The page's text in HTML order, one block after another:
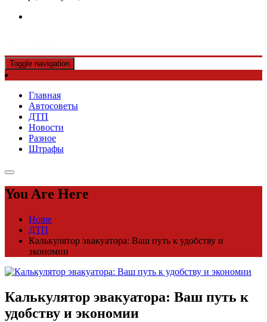
Toggle navigation
Главная
Автосоветы
ДТП
Новости
Разное
Штрафы
You Are Here
Home
ДТП
Калькулятор эвакуатора: Ваш путь к удобству и
экономии
Калькулятор эвакуатора: Ваш путь к
удобству и экономии